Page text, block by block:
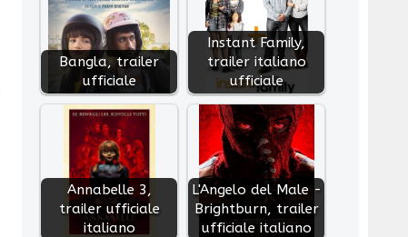
Bangla, trailer
ufficiale
Instant Family,
trailer italiano
ufficiale
Annabelle 3,
trailer ufficiale
italiano
L'Angelo del Male -
Brightburn, trailer
ufficiale italiano